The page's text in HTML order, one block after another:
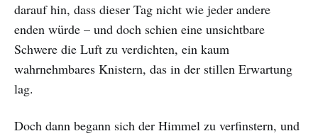
darauf hin, dass dieser Tag nicht wie jeder andere
enden würde – und doch schien eine unsichtbare
Schwere die Luft zu verdichten, ein kaum
wahrnehmbares Knistern, das in der stillen Erwartung
lag.
Doch dann begann sich der Himmel zu verfinstern, und